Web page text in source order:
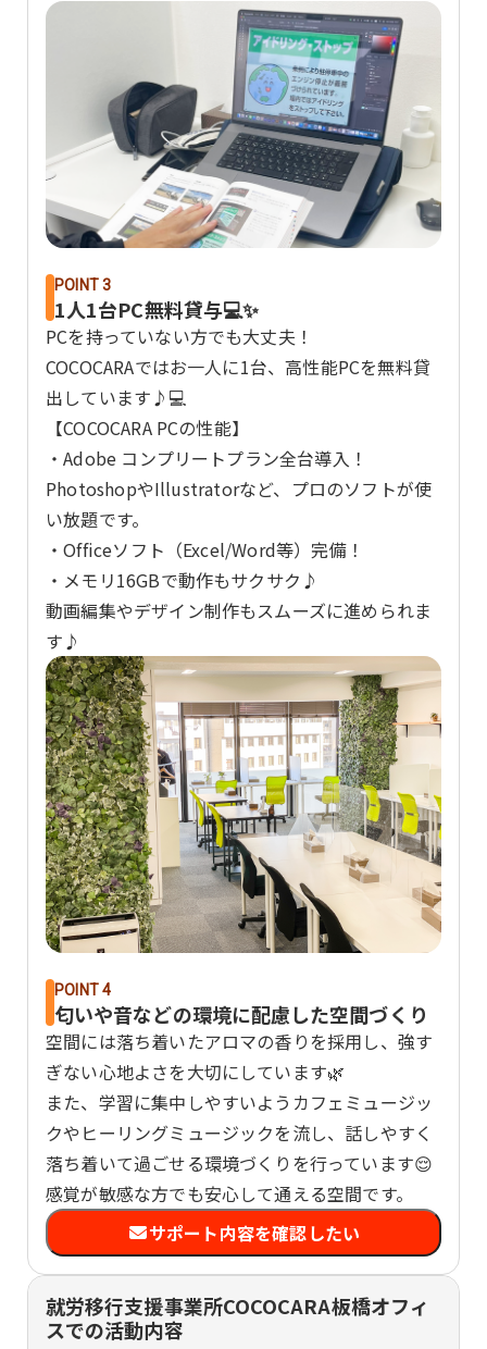
POINT 3
1人1台PC無料貸与💻✨
PCを持っていない方でも大丈夫！
COCOCARAではお一人に1台、高性能PCを無料貸
出しています♪💻
【COCOCARA PCの性能】
・Adobe コンプリートプラン全台導入！
PhotoshopやIllustratorなど、プロのソフトが使
い放題です。
・Officeソフト（Excel/Word等）完備！
・メモリ16GBで動作もサクサク♪
動画編集やデザイン制作もスムーズに進められま
す♪
POINT 4
匂いや音などの環境に配慮した空間づくり
空間には落ち着いたアロマの香りを採用し、強す
ぎない心地よさを大切にしています🌿
また、学習に集中しやすいようカフェミュージッ
クやヒーリングミュージックを流し、話しやすく
落ち着いて過ごせる環境づくりを行っています😌
感覚が敏感な方でも安心して通える空間です。
サポート内容を確認したい
就労移行支援事業所COCOCARA板橋オフィ
スでの活動内容